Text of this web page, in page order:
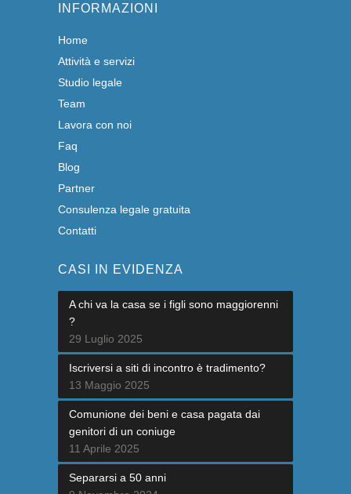
INFORMAZIONI
Home
Attività e servizi
Studio legale
Team
Lavora con noi
Faq
Blog
Partner
Consulenza legale gratuita
Contatti
CASI IN EVIDENZA
A chi va la casa se i figli sono maggiorenni
?
29 Luglio 2025
Iscriversi a siti di incontro è tradimento?
13 Maggio 2025
Comunione dei beni e casa pagata dai
genitori di un coniuge
11 Aprile 2025
Separarsi a 50 anni